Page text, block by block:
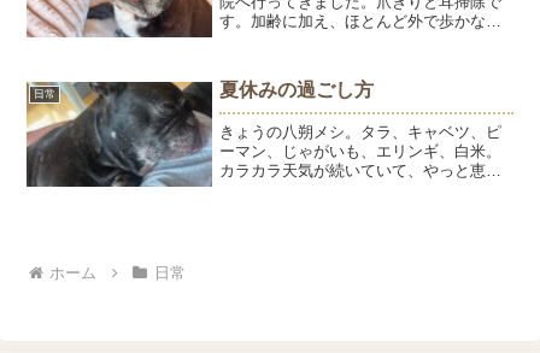
す。加齢に加え、ほとんど外で歩かない
る、爪が伸びると指が曲がって歩きにく
い。爪ひとつでも単純に解...
日常 夏休みの過ごし方
きょうの八朔メシ。タラ、キャベツ、ピ
ーマン、じゃがいも、エリンギ、白米。
カラカラ天気が続いていて、やっと恵み
ホーム
日常